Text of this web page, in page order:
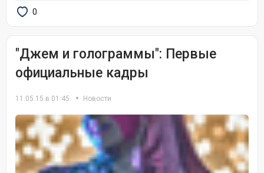
0
"Джем и голограммы": Первые
официальные кадры
11.05.15 в 01:45 Новости